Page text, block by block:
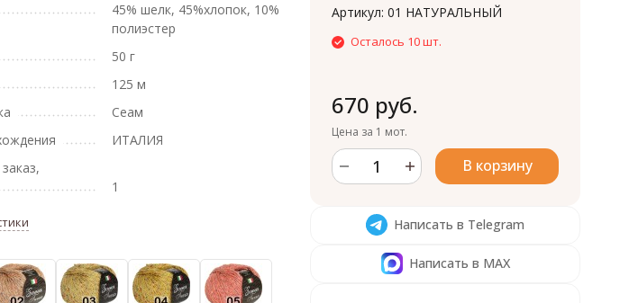
45% шелк, 45%хлопок, 10%
полиэстер
50 г
125 м
Сеам
ИТАЛИЯ
1
Артикул:01 НАТУРАЛЬНЫЙ
Осталось 10 шт.
670 руб.
Цена за 1 мот.
В корзину
Написать в Telegram
Написать в MAX